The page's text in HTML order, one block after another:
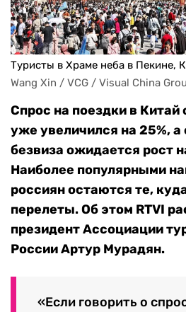
Туристы в Храме неба в Пекине,
Wang Xin / VCG / Visual China
Спрос на поездки в Китай
уже увеличился на 25%, а
безвиза ожидается рост
Наиболее популярными
россиян остаются те,
перелеты. Об этом RTVI
президент Ассоциации
России Артур Мурадян.
«Если говорить о